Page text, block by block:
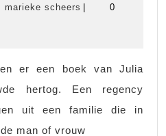
marieke scheers marieke
0
er een boek van Julia
hertog. Een regency
uit een familie die in
man of vrouw